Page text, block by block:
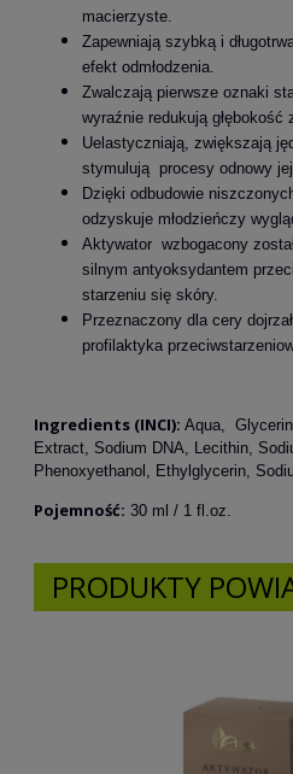
macierzyste.
Zapewniają szybką i
efekt odmłodzenia.
Zwalczają pierwsze oznaki
wyraźnie redukują głębokość
Uelastyczniają, zwiększają
stymulują procesy odnowy jej
Dzięki odbudowie
odzyskuje młodzieńczy
Aktywator wzbogacony
silnym antyoksydantem
starzeniu się skóry.
Przeznaczony dla cery
profilaktyka
Ingredients (INCI): Aqua,
Extract, Sodium DNA, Lecithin,
Phenoxyethanol, Ethylglycerin,
Pojemność: 30 ml / 1 fl.oz.
PRODUKTY